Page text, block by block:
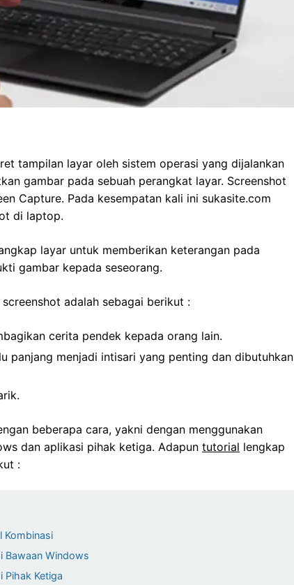
tampilan layar oleh sistem operasi yang dijalankan
gambar pada sebuah perangkat layar. Screenshot
Capture. Pada kesempatan kali ini sukasite.com
di laptop.
layar untuk memberikan keterangan pada
gambar kepada seseorang.
adalah sebagai berikut :
cerita pendek kepada orang lain.
panjang menjadi intisari yang penting dan dibutuhkan
beberapa cara, yakni dengan menggunakan
dan aplikasi pihak ketiga. Adapun tutorial lengkap
:
Kombinasi
Bawaan Windows
Pihak Ketiga